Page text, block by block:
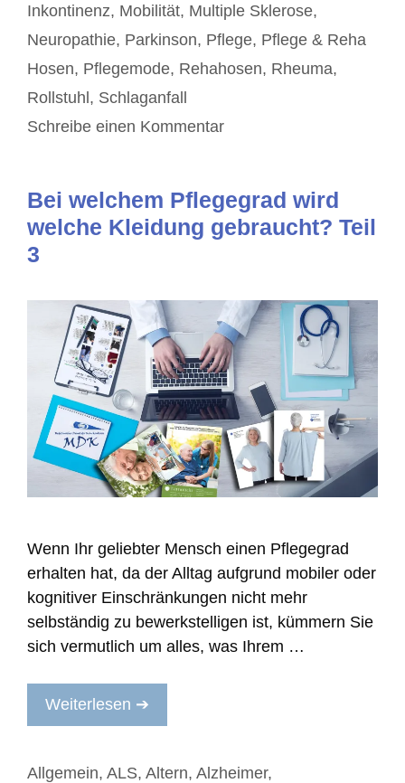
Inkontinenz, Mobilität, Multiple Sklerose,
Neuropathie, Parkinson, Pflege, Pflege & Reha
Hosen, Pflegemode, Rehahosen, Rheuma,
Rollstuhl, Schlaganfall
Schreibe einen Kommentar
Bei welchem Pflegegrad wird
welche Kleidung gebraucht? Teil
3
Wenn Ihr geliebter Mensch einen Pflegegrad
erhalten hat, da der Alltag aufgrund mobiler oder
kognitiver Einschränkungen nicht mehr
selbständig zu bewerkstelligen ist, kümmern Sie
sich vermutlich um alles, was Ihrem …
Weiterlesen ➔
Kategorien
Allgemein, ALS, Altern, Alzheimer,